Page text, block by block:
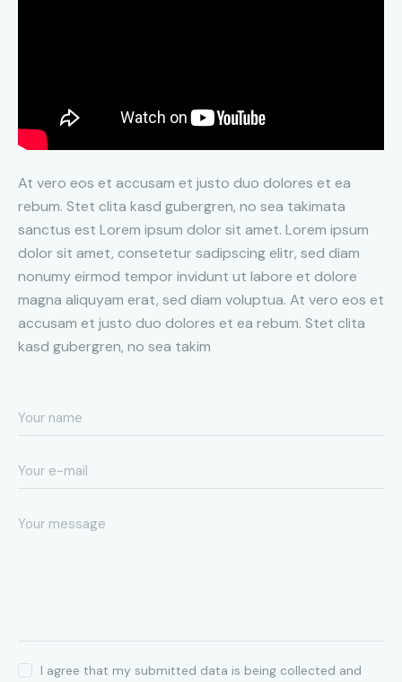
At vero eos et accusam et justo duo dolores et ea
rebum. Stet clita kasd gubergren, no sea takimata
sanctus est Lorem ipsum dolor sit amet. Lorem ipsum
dolor sit amet, consetetur sadipscing elitr, sed diam
nonumy eirmod tempor invidunt ut labore et dolore
magna aliquyam erat, sed diam voluptua. At vero eos et
accusam et justo duo dolores et ea rebum. Stet clita
kasd gubergren, no sea takim
I agree that my submitted data is being collected and